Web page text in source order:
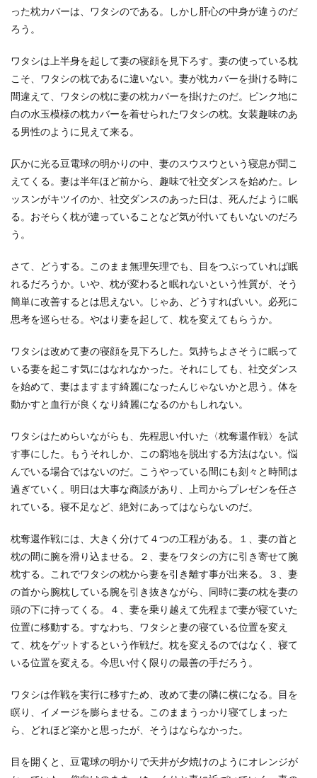
った枕カバーは、ワタシのである。しかし肝心の中身が違うのだ
ろう。
ワタシは上半身を起して妻の寝顔を見下ろす。妻の使っている枕
こそ、ワタシの枕であるに違いない。妻が枕カバーを掛ける時に
間違えて、ワタシの枕に妻の枕カバーを掛けたのだ。ピンク地に
白の水玉模様の枕カバーを着せられたワタシの枕。女装趣味のあ
る男性のように見えて来る。
仄かに光る豆電球の明かりの中、妻のスウスウという寝息が聞こ
えてくる。妻は半年ほど前から、趣味で社交ダンスを始めた。レ
ッスンがキツイのか、社交ダンスのあった日は、死んだように眠
る。おそらく枕が違っていることなど気が付いてもいないのだろ
う。
さて、どうする。このまま無理矢理でも、目をつぶっていれば眠
れるだろうか。いや、枕が変わると眠れないという性質が、そう
簡単に改善するとは思えない。じゃあ、どうすればいい。必死に
思考を巡らせる。やはり妻を起して、枕を変えてもらうか。
ワタシは改めて妻の寝顔を見下ろした。気持ちよさそうに眠って
いる妻を起こす気にはなれなかった。それにしても、社交ダンス
を始めて、妻はますます綺麗になったんじゃないかと思う。体を
動かすと血行が良くなり綺麗になるのかもしれない。
ワタシはためらいながらも、先程思い付いた〈枕奪還作戦〉を試
す事にした。もうそれしか、この窮地を脱出する方法はない。悩
んでいる場合ではないのだ。こうやっている間にも刻々と時間は
過ぎていく。明日は大事な商談があり、上司からプレゼンを任さ
れている。寝不足など、絶対にあってはならないのだ。
枕奪還作戦には、大きく分けて４つの工程がある。１、妻の首と
枕の間に腕を滑り込ませる。２、妻をワタシの方に引き寄せて腕
枕する。これでワタシの枕から妻を引き離す事が出来る。３、妻
の首から腕枕している腕を引き抜きながら、同時に妻の枕を妻の
頭の下に持ってくる。４、妻を乗り越えて先程まで妻が寝ていた
位置に移動する。すなわち、ワタシと妻の寝ている位置を変え
て、枕をゲットするという作戦だ。枕を変えるのではなく、寝て
いる位置を変える。今思い付く限りの最善の手だろう。
ワタシは作戦を実行に移すため、改めて妻の隣に横になる。目を
瞑り、イメージを膨らませる。このままうっかり寝てしまった
ら、どれほど楽かと思ったが、そうはならなかった。
目を開くと、豆電球の明かりで天井が夕焼けのようにオレンジが